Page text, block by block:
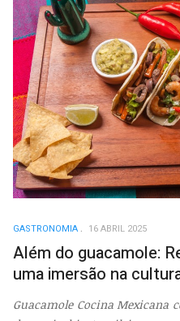
GASTRONOMIA 16 ABRIL 2025
Além do guacamole:
uma imersão na
Guacamole Cocina